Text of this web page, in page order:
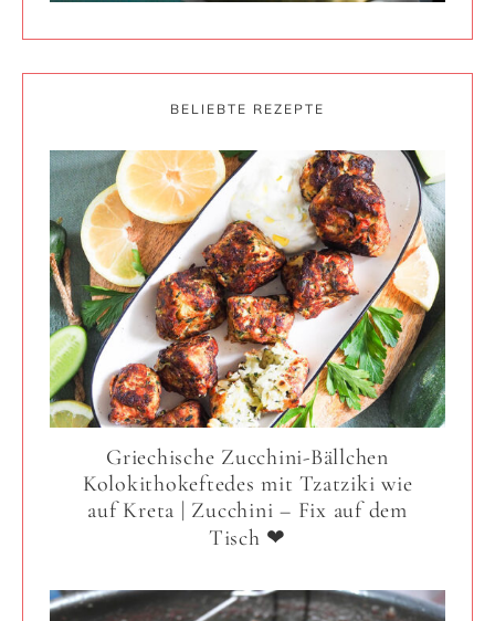
BELIEBTE REZEPTE
Griechische Zucchini-Bällchen
Kolokithokeftedes mit Tzatziki wie
auf Kreta | Zucchini – Fix auf dem
Tisch ❤